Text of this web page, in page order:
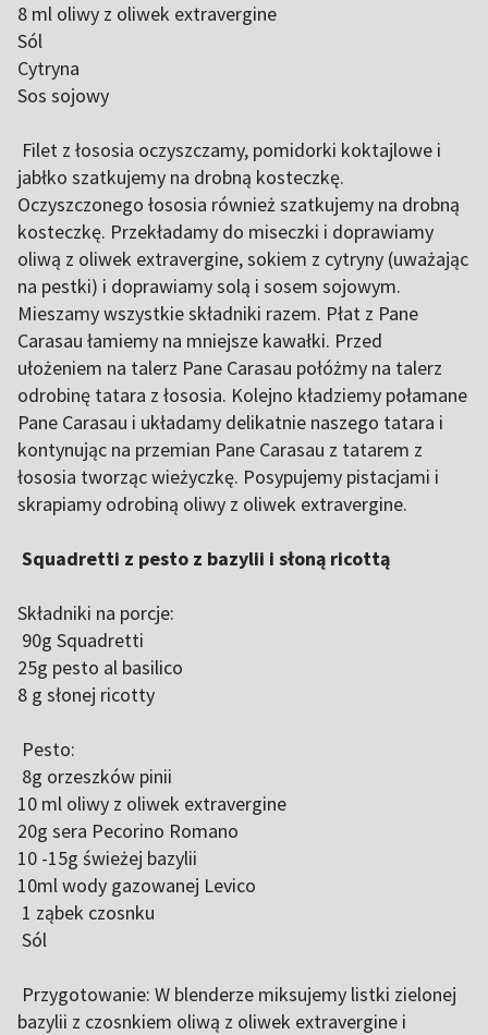
8 ml oliwy z oliwek extravergine
Sól
Cytryna
Sos sojowy
Filet z łososia oczyszczamy, pomidorki koktajlowe i
jabłko szatkujemy na drobną kosteczkę.
Oczyszczonego łososia również szatkujemy na drobną
kosteczkę. Przekładamy do miseczki i doprawiamy
oliwą z oliwek extravergine, sokiem z cytryny (uważając
na pestki) i doprawiamy solą i sosem sojowym.
Mieszamy wszystkie składniki razem. Płat z Pane
Carasau łamiemy na mniejsze kawałki. Przed
ułożeniem na talerz Pane Carasau połóżmy na talerz
odrobinę tatara z łososia. Kolejno kładziemy połamane
Pane Carasau i układamy delikatnie naszego tatara i
kontynując na przemian Pane Carasau z tatarem z
łososia tworząc wieżyczkę. Posypujemy pistacjami i
skrapiamy odrobiną oliwy z oliwek extravergine.
Squadretti z pesto z bazylii i słoną ricottą
Składniki na porcje:
90g Squadretti
25g pesto al basilico
8 g słonej ricotty
Pesto:
8g orzeszków pinii
10 ml oliwy z oliwek extravergine
20g sera Pecorino Romano
10 -15g świeżej bazylii
10ml wody gazowanej Levico
1 ząbek czosnku
Sól
Przygotowanie: W blenderze miksujemy listki zielonej
bazylii z czosnkiem oliwą z oliwek extravergine i